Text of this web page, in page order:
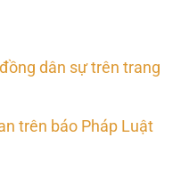
dân sự trên trang
trên báo Pháp Luật